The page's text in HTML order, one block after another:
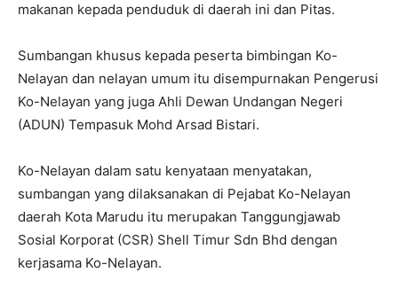
makanan kepada penduduk di daerah ini dan Pitas.
Sumbangan khusus kepada peserta bimbingan Ko-
Nelayan dan nelayan umum itu disempurnakan Pengerusi
Ko-Nelayan yang juga Ahli Dewan Undangan Negeri
(ADUN) Tempasuk Mohd Arsad Bistari.
Ko-Nelayan dalam satu kenyataan menyatakan,
sumbangan yang dilaksanakan di Pejabat Ko-Nelayan
daerah Kota Marudu itu merupakan Tanggungjawab
Sosial Korporat (CSR) Shell Timur Sdn Bhd dengan
kerjasama Ko-Nelayan.